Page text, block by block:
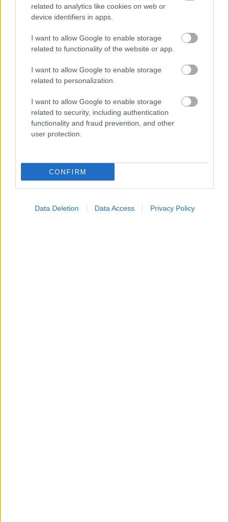
related to analytics like cookies on web or
device identifiers in apps.
I want to allow Google to enable storage
related to functionality of the website or app.
I want to allow Google to enable storage
related to personalization.
I want to allow Google to enable storage
related to security, including authentication
functionality and fraud prevention, and other
user protection.
CONFIRM
Data Deletion Data Access Privacy Policy
Φυτικές ίνες και οι μορφές τους